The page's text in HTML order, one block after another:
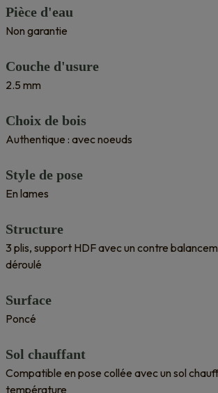
Pièce d'eau
Non garantie
Couche d'usure
2.5 mm
Choix de bois
Authentique : avec noeuds
Style de pose
En lames
Structure
3 plis, support HDF avec un contre
déroulé
Surface
Poncé
Sol chauffant
Compatible en pose collée avec un sol
température